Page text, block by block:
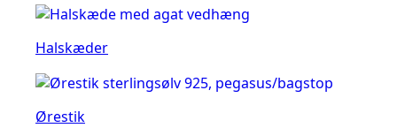
Halskæder
Ørestik